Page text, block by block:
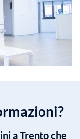
a Trento che